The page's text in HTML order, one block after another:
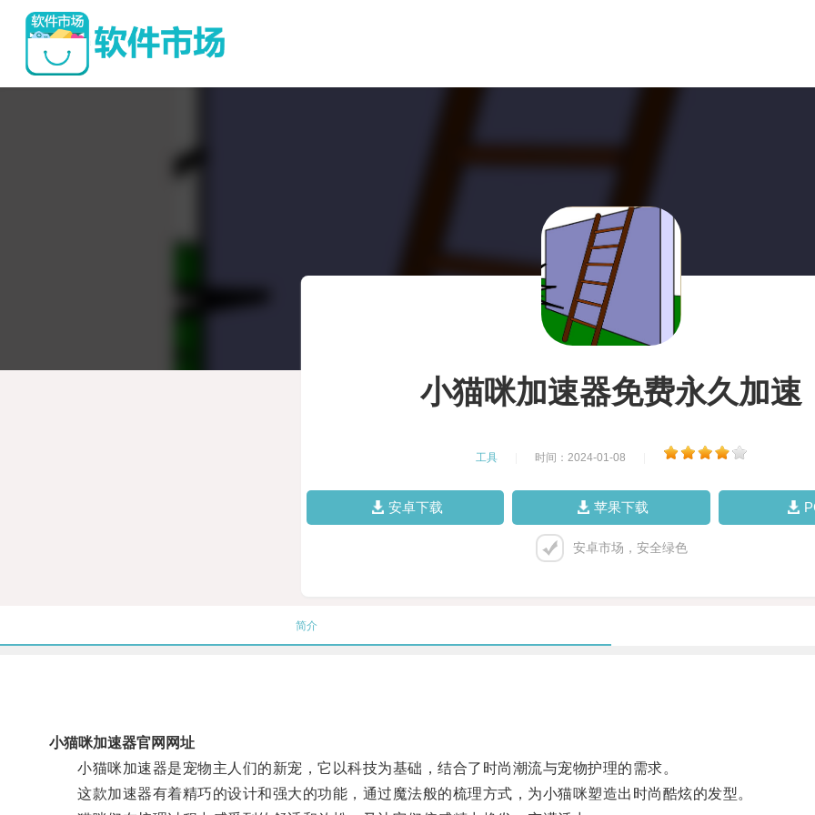
小猫咪加速器免费永久加速
工具 时间：2024-01-08
安卓下载 苹果下载
安卓市场，安全绿色
简介
小猫咪加速器官网网址
小猫咪加速器是宠物主人们的新宠，它以科技为基础，结合了时尚潮流与宠物护理的需求。
这款加速器有着精巧的设计和强大的功能，通过魔法般的梳理方式，为小猫咪塑造出时尚酷炫的发型。